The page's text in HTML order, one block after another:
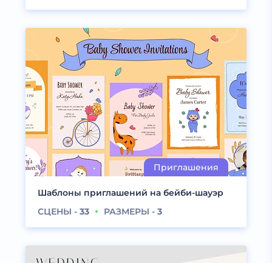
Шаблоны приглашений на бейби-шауэр
СЦЕНЫ - 33 РАЗМЕРЫ - 3